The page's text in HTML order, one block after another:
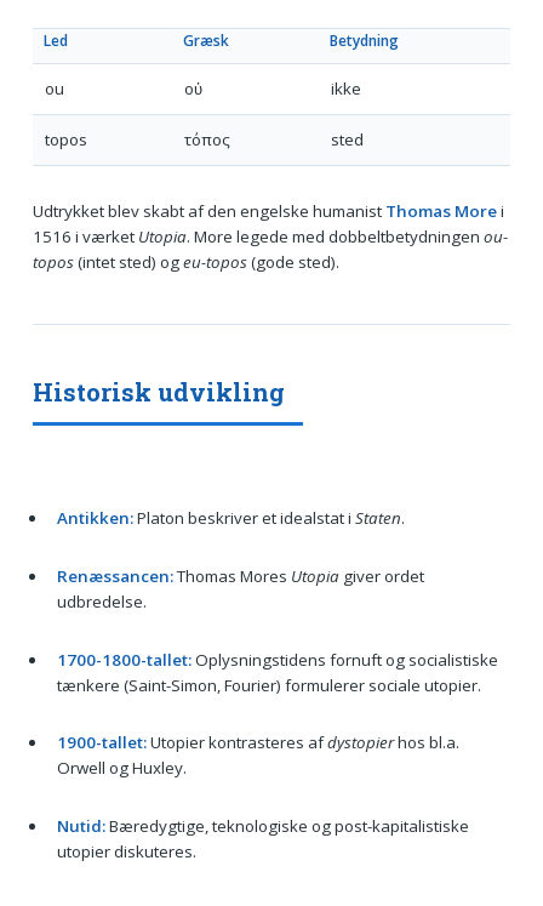
Led Græsk Betydning
ou οὐ ikke
topos τόπος sted
Udtrykket blev skabt af den engelske humanist Thomas Morei
1516 i værket Utopia. More legede med dobbeltbetydningen ou-
topos(intet sted) ogeu-topos(gode sted).
Historisk udvikling
Antikken:Platon beskriver et idealstat i Staten.
Renæssancen:Thomas Mores Utopiagiver ordet
udbredelse.
1700-1800-tallet:Oplysningstidens fornuft og socialistiske
tænkere (Saint-Simon, Fourier) formulerer sociale utopier.
1900-tallet:Utopier kontrasteres afdystopierhos bl.a.
Orwell og Huxley.
Nutid:Bæredygtige, teknologiske og post-kapitalistiske
utopier diskuteres.